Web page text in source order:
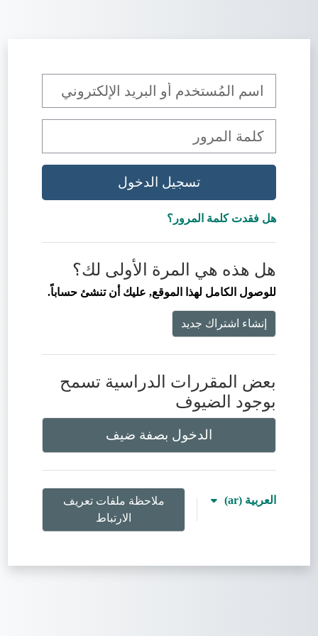
تخطى لتنشيء حسابًا جديدًا
اسم المُستخدم أو البريد الإلكتروني
تسجيل الدخول
هل فقدت كلمة المرور؟
هل هذه هي المرة الأولى لك؟
للوصول الكامل لهذا الموقع, عليك أن تنشئ حساباً.
إنشاء اشتراك جديد
بعض المقررات الدراسية تسمح
بوجود الضيوف
الدخول بصفة ضيف
العربية ‎(ar)‎
ملاحظة ملفات تعريف
الارتباط